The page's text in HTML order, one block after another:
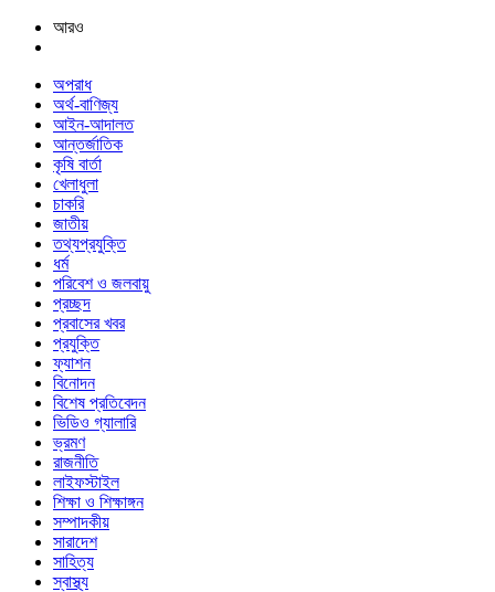
আরও
অপরাধ
অর্থ-বাণিজ্য
আইন-আদালত
আন্তর্জাতিক
কৃষি বার্তা
খেলাধুলা
চাকরি
জাতীয়
তথ্যপ্রযুক্তি
ধর্ম
পরিবেশ ও জলবায়ু
প্রচ্ছদ
প্রবাসের খবর
প্রযুক্তি
ফ্যাশন
বিনোদন
বিশেষ প্রতিবেদন
ভিডিও গ্যালারি
ভ্রমণ
রাজনীতি
লাইফস্টাইল
শিক্ষা ও শিক্ষাঙ্গন
সম্পাদকীয়
সারাদেশ
সাহিত্য
স্বাস্থ্য